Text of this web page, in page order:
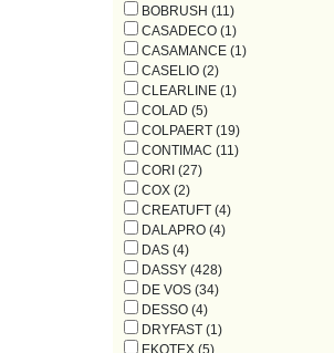
BOBRUSH (11)
CASADECO (1)
CASAMANCE (1)
CASELIO (2)
CLEARLINE (1)
COLAD (5)
COLPAERT (19)
CONTIMAC (11)
CORI (27)
COX (2)
CREATUFT (4)
DALAPRO (4)
DAS (4)
DASSY (428)
DE VOS (34)
DESSO (4)
DRYFAST (1)
EKOTEX (5)